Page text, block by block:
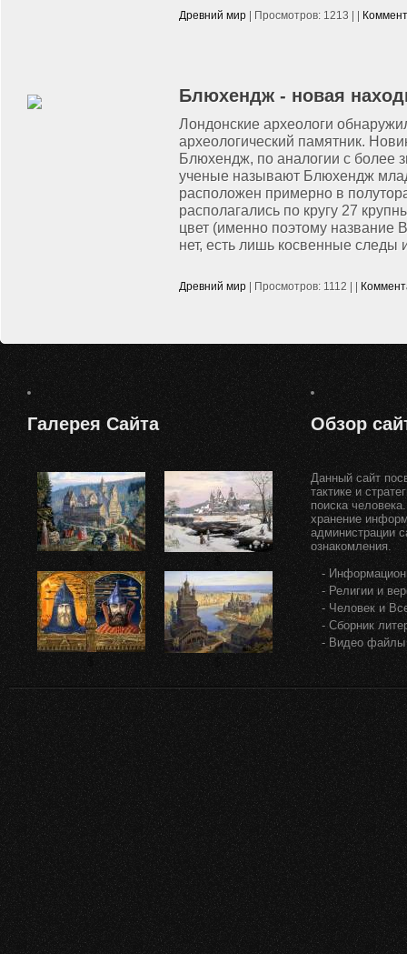
Древний мир | Просмотров: 1213 | |
Блюхендж - новая
Лондонские археологи
археологический памятник.
Блюхендж, по аналогии с
ученые называют Блюхендж
расположен примерно в
располагались по кругу 27
цвет (именно поэтому название
нет, есть лишь косвенные следы
Древний мир | Просмотров: 1112 | |
Галерея Сайта
$
$
Обзор
Данный сайт
тактике и
поиска
хранение
администрации
ознакомления.
-
- Религии и
- Человек и
- Сборник
- Видео файлы